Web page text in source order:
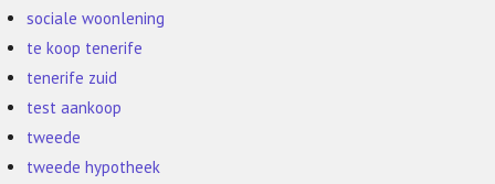
sociale woonlening
te koop tenerife
tenerife zuid
test aankoop
tweede
tweede hypotheek